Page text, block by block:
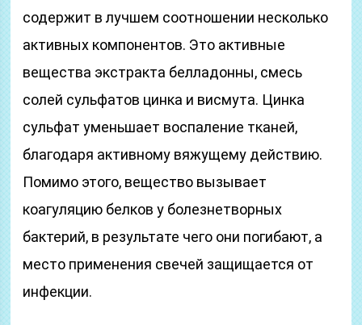
содержит в лучшем соотношении несколько
активных компонентов. Это активные
вещества экстракта белладонны, смесь
солей сульфатов цинка и висмута. Цинка
сульфат уменьшает воспаление тканей,
благодаря активному вяжущему действию.
Помимо этого, вещество вызывает
коагуляцию белков у болезнетворных
бактерий, в результате чего они погибают, а
место применения свечей защищается от
инфекции.